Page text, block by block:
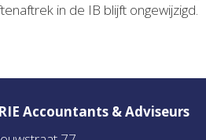
in de IB blijft ongewijzigd.
Accountants & Adviseurs